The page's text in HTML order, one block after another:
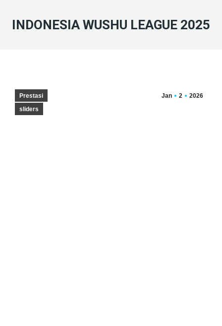
INDONESIA WUSHU LEAGUE 2025
Jan 2 2026
Prestasi
sliders